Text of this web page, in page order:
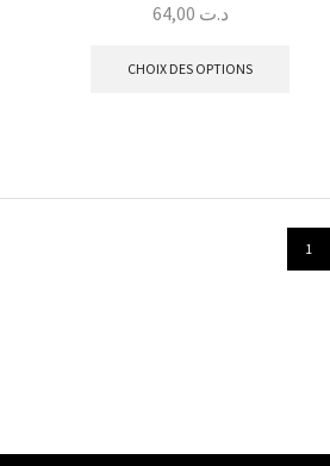
د.ت
CHOIX DES OPTIONS
1